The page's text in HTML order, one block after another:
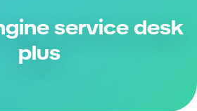
service desk
plus